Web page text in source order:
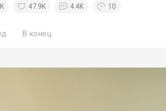
47.9K 4.4K 10
В конец